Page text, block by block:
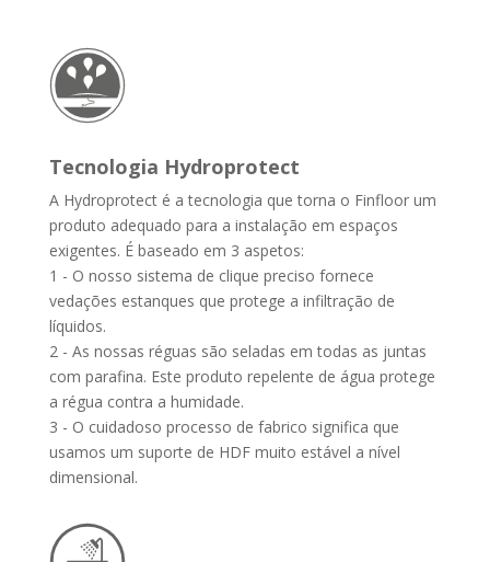
Tecnologia Hydroprotect
A Hydroprotect é a tecnologia que torna o Finfloor um
produto adequado para a instalação em espaços
exigentes. É baseado em 3 aspetos:
1 - O nosso sistema de clique preciso fornece
vedações estanques que protege a infiltração de
líquidos.
2 - As nossas réguas são seladas em todas as juntas
com parafina. Este produto repelente de água protege
a régua contra a humidade.
3 - O cuidadoso processo de fabrico significa que
usamos um suporte de HDF muito estável a nível
dimensional.